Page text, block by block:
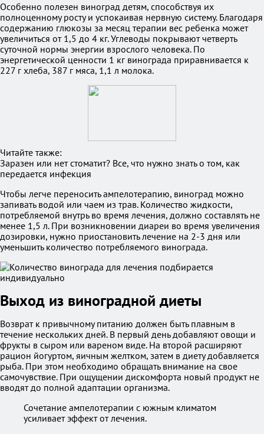
Особенно полезен виноград детям, способствуя их
полноценному росту и успокаивая нервную систему. Благодаря
содержанию глюкозы за месяц терапии вес ребенка может
увеличиться от 1,5 до 4 кг. Углеводы покрывают четверть
суточной нормы энергии взрослого человека. По
энергетической ценности 1 кг винограда приравнивается к
227 г хлеба, 387 г мяса, 1,1 л молока.
Читайте также:
Заразен или нет стоматит? Все, что нужно знать о том, как
передается инфекция
Чтобы легче переносить ампелотерапию, виноград можно
запивать водой или чаем из трав. Количество жидкости,
потребляемой внутрь во время лечения, должно составлять не
менее 1,5 л. При возникновении диареи во время увеличения
дозировки, нужно приостановить лечение на 2-3 дня или
уменьшить количество потребляемого винограда.
Выход из виноградной диеты
Возврат к привычному питанию должен быть плавным в
течение нескольких дней. В первый день добавляют овощи и
фрукты в сыром или вареном виде. На второй расширяют
рацион йогуртом, яичным желтком, затем в диету добавляется
рыба. При этом необходимо обращать внимание на свое
самочувствие. При ощущении дискомфорта новый продукт не
вводят до полной адаптации организма.
Сочетание ампелотерапии с южным климатом
усиливает эффект от лечения.